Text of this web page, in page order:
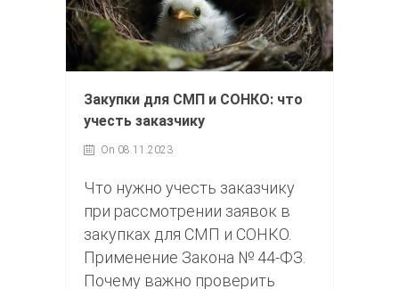
Закупки для СМП и СОНКО: что
учесть заказчику
On 08.11.2023
Что нужно учесть заказчику
при рассмотрении заявок в
закупках для СМП и СОНКО.
Применение Закона № 44-ФЗ.
Почему важно проверить